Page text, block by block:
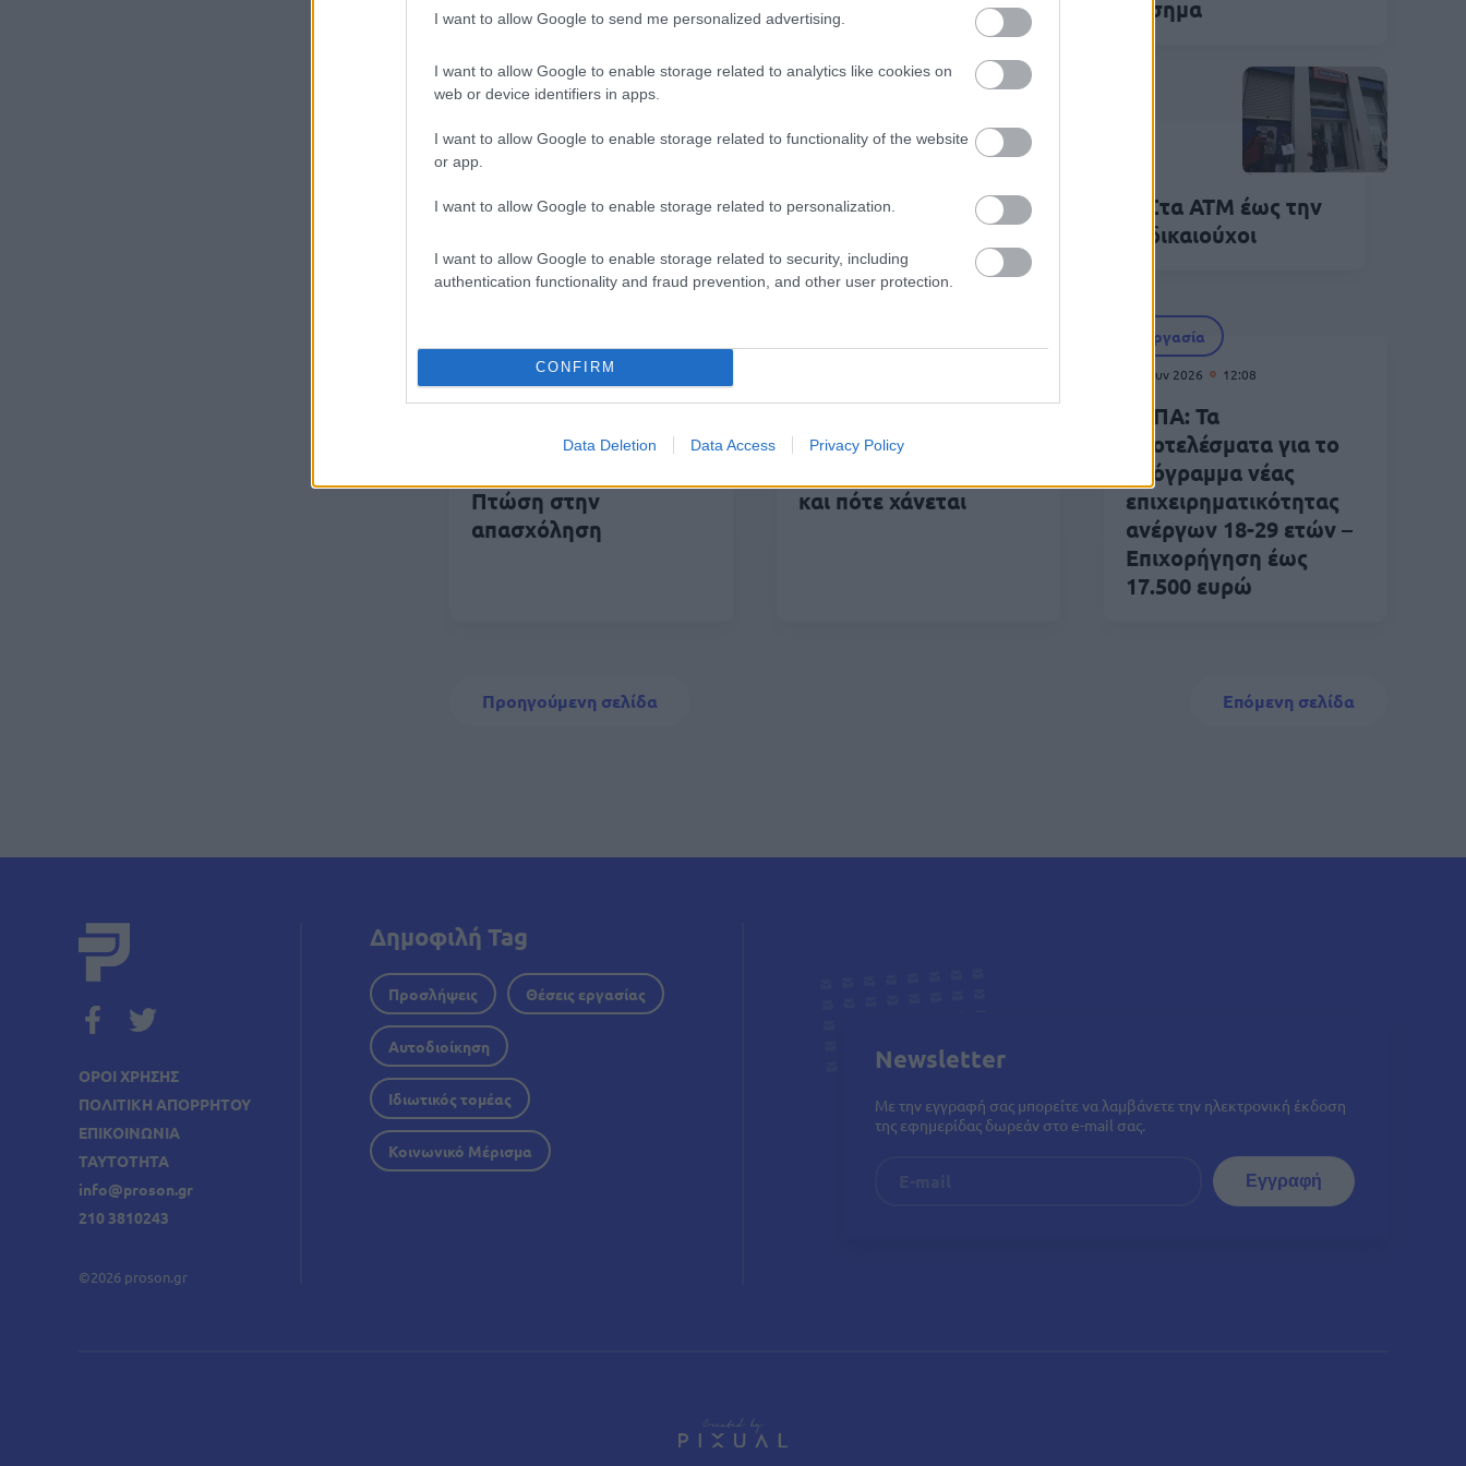
I want to allow Google to send me personalized advertising.
I want to allow Google to enable storage related to analytics like cookies on
web or device identifiers in apps.
I want to allow Google to enable storage related to functionality of the website
or app.
I want to allow Google to enable storage related to personalization.
I want to allow Google to enable storage related to security, including
authentication functionality and fraud prevention, and other user protection.
CONFIRM
Data Deletion Data Access Privacy Policy
ένσημα
19 Ιουν 2026
ΔΥΠΑ: Στους 660.682 οι
17 Ιουν 2026
e-ΕΦΚΑ και ΔΥΠΑ: Στα ΑΤΜ έως την
Παρασκευή 48.000 δικαιούχοι
05 Ιουν 2026 13:27
ανεργία το πρώτο
Πτώση στην
απασχόληση
Ποιοι θα πάρουν
και πότε χάνεται
Εργασία
04 Ιουν 2026 12:08
ΔΥΠΑ: Τα
αποτελέσματα για το
πρόγραμμα νέας
επιχειρηματικότητας
ανέργων 18-29 ετών –
Επιχορήγηση έως
17.500 ευρώ
Προηγούμενη σελίδα
Προηγούμενη σελίδα Next page
Επόμενη σελίδα
ΟΡΟΙ ΧΡΗΣΗΣ
ΠΟΛΙΤΙΚΗ ΑΠΟΡΡΗΤΟΥ
ΕΠΙΚΟΙΝΩΝΙΑ
ΤΑΥΤΟΤΗΤΑ
info@proson.gr
210 3810243
©2026 proson.gr
Δημοφιλή Tag
Προσλήψεις Θέσεις εργασίας
Αυτοδιοίκηση
Ιδιωτικός τομέας
Κοινωνικό Μέρισμα
Newsletter
Με την εγγραφή σας μπορείτε να λαμβάνετε την ηλεκτρονική έκδοση
της εφημερίδας δωρεάν στο e-mail σας.